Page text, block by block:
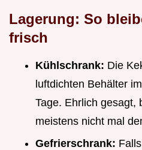
Lagerung: So
frisch
Kühlschrank: Die
luftdichten Behälter
Tage. Ehrlich gesagt,
meistens nicht mal
Gefrierschrank: